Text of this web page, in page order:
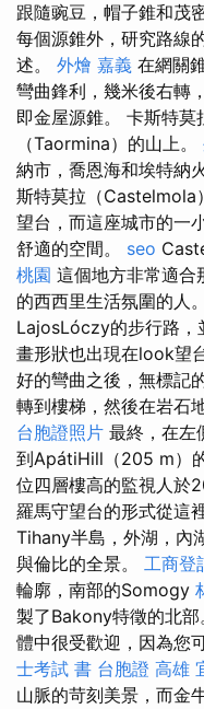
跟隨豌豆，帽子錐和茂
每個源錐外，研究路線
述。 外燴 嘉義 在網關
彎曲鋒利，幾米後右轉
即金屋源錐。 卡斯特
（Taormina）的山上。
納市，喬恩海和埃特納
斯特莫拉（Castelmola
望台，而這座城市的一
舒適的空間。 seo
桃園 這個地方非常適合
的西西里生活氛圍的人
LajosLóczy的步行路，
畫形狀也出現在look望
好的彎曲之後，無標記
轉到樓梯，然後在岩石
台胞證照片 最終，在左
到ApátiHill（205 m）
位四層樓高的監視人於
羅馬守望台的形式從這
Tihany半島，外湖，內
與倫比的全景。 工商登
輪廓，南部的Somogy
製了Bakony特徵的北
體中很受歡迎，因為您
士考試 書 台胞證 高雄
山脈的苛刻美景，而金